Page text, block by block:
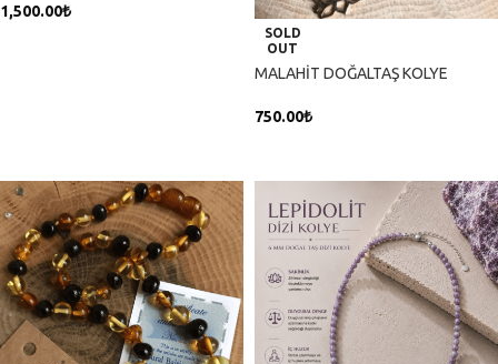
1,500.00₺
SOLD
OUT
MALAHİT DOĞALTAŞ KOLYE
750.00₺